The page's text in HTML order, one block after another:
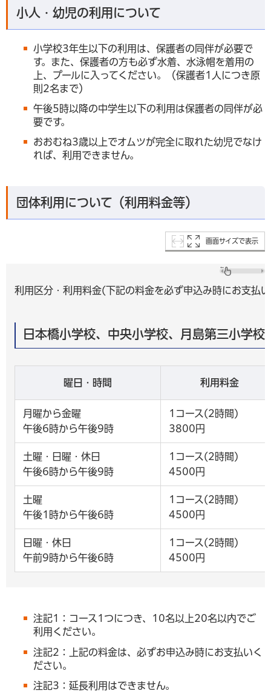
小人・幼児の利用について
小学校3年生以下の利用は、保護者の同伴が必要で
す。また、保護者の方も必ず水着、水泳帽を着用の
上、プールに入ってください。（保護者1人につき原
則2名まで）
午後5時以降の中学生以下の利用は保護者の同伴が必
要です。
おおむね3歳以上でオムツが完全に取れた幼児でなけ
れば、利用できません。
団体利用について（利用料金等）
画面サイズで表示
利用区分・利用料金(下記の料金を必ず申込み時にお支払
日本橋小学校、中央小学校、月島第三小学校
曜日・時間 利用料金
月曜から金曜
午後6時から午後9時
1コース(2時間)
3800円
土曜・日曜・休日
午後6時から午後9時
1コース(2時間)
4500円
土曜
午後1時から午後6時
1コース(2時間)
4500円
日曜・休日
午前9時から午後6時
1コース(2時間)
4500円
注記1：コース1つにつき、10名以上20名以内でご
利用ください。
注記2：上記の料金は、必ずお申込み時にお支払いく
ださい。
注記3：延長利用はできません。